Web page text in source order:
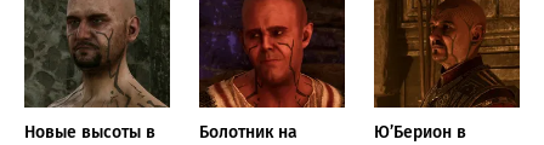
Новые высоты в
Болотник на
Ю’Берион в